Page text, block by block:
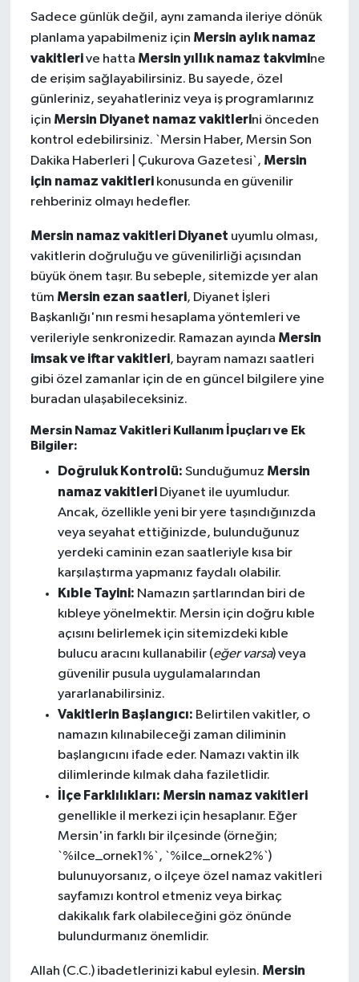
Sadece günlük değil, aynı zamanda ileriye dönük
planlama yapabilmeniz için Mersin aylık namaz
vakitlerive hatta Mersin yıllık namaz takvimine
de erişim sağlayabilirsiniz. Bu sayede, özel
günleriniz, seyahatleriniz veya iş programlarınız
için Mersin Diyanet namaz vakitlerini önceden
kontrol edebilirsiniz. `Mersin Haber, Mersin Son
Dakika Haberleri | Çukurova Gazetesi`, Mersin
için namaz vakitleri konusunda en güvenilir
rehberiniz olmayı hedefler.
Mersin namaz vakitleri Diyanet uyumlu olması,
vakitlerin doğruluğu ve güvenilirliği açısından
büyük önem taşır. Bu sebeple, sitemizde yer alan
tüm Mersin ezan saatleri, Diyanet İşleri
Başkanlığı'nın resmi hesaplama yöntemleri ve
verileriyle senkronizedir. Ramazan ayında Mersin
imsak ve iftar vakitleri, bayram namazı saatleri
gibi özel zamanlar için de en güncel bilgilere yine
buradan ulaşabileceksiniz.
Mersin Namaz Vakitleri Kullanım İpuçları ve Ek
Bilgiler:
Doğruluk Kontrolü: Sunduğumuz Mersin
namaz vakitleri Diyanet ile uyumludur.
Ancak, özellikle yeni bir yere taşındığınızda
veya seyahat ettiğinizde, bulunduğunuz
yerdeki caminin ezan saatleriyle kısa bir
karşılaştırma yapmanız faydalı olabilir.
Kıble Tayini: Namazın şartlarından biri de
kıbleye yönelmektir. Mersin için doğru kıble
açısını belirlemek için sitemizdeki kıble
bulucu aracını kullanabilir (eğer varsa) veya
güvenilir pusula uygulamalarından
yararlanabilirsiniz.
Vakitlerin Başlangıcı: Belirtilen vakitler, o
namazın kılınabileceği zaman diliminin
başlangıcını ifade eder. Namazı vaktin ilk
dilimlerinde kılmak daha faziletlidir.
İlçe Farklılıkları: Mersin namaz vakitleri
genellikle il merkezi için hesaplanır. Eğer
Mersin'in farklı bir ilçesinde (örneğin;
`%ilce_ornek1%`, `%ilce_ornek2%`)
bulunuyorsanız, o ilçeye özel namaz vakitleri
sayfamızı kontrol etmeniz veya birkaç
dakikalık fark olabileceğini göz önünde
bulundurmanız önemlidir.
Allah (C.C.) ibadetlerinizi kabul eylesin. Mersin